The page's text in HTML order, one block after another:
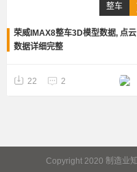
整车
荣威IMAX8整车3D模型数据, 点云
数据详细完整
22 2
Copyright 2020 制造业